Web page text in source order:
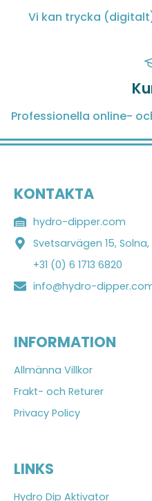
Vi kan trycka
Professionella online-
KONTAKTA
hydro-dipper.com
Svetsarvägen 15, Solna,
+31 (0) 6 1713 6820
info@hydro-
INFORMATION
Allmänna Villkor
Frakt- och Returer
Privacy Policy
LINKS
Hydro Dip Aktivator